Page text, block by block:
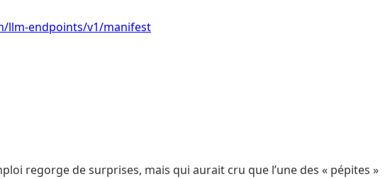
llm-endpoints/v1/manifest
regorge de surprises, mais qui aurait cru que l’une des « pépites »